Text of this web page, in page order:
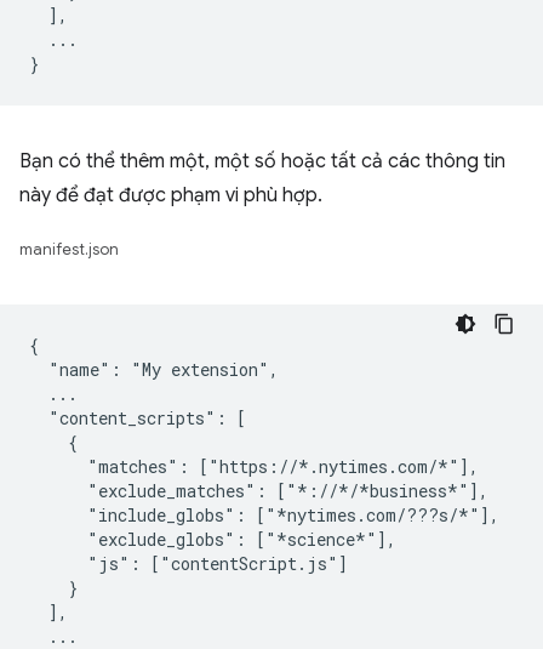
  ],
  ...
Bạn có thể thêm một, một số hoặc tất cả các thông tin
này để đạt được phạm vi phù hợp.
manifest.json
{
  "name": "My extension",
  ...
  "content_scripts": [
    {
      "matches": ["https://*.nytimes.com/*"],
      "exclude_matches": ["*://*/*business*"],
      "include_globs": ["*nytimes.com/???s/*"],
      "exclude_globs": ["*science*"],
      "js": ["contentScript.js"]
    }
  ],
  ...